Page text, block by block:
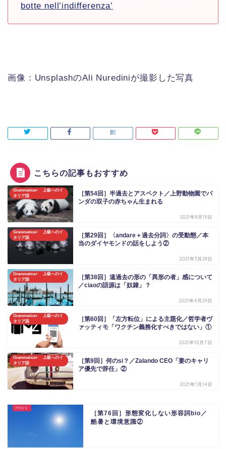
botte nell’indifferenza’
画像：UnsplashのAli Nurediniが撮影した写真
こちらの記事もおすすめ
Grammatica+ 上級へのイ
タリア語
［第54回］半過去とアスペクト／上野動物園でパ
ンダの双子の赤ちゃん生まれる
2021年8月19日
Grammatica+ 上級へのイ
タリア語
［第29回］〈andare＋過去分詞〉の受動態／本
当のダイヤモンドの話をしよう②
2021年3月29日
Grammatica+ 上級へのイ
タリア語
［第38回］遠過去の形の「異形の者」感について
／ciaoの語源は「奴隷」？
2021年4月29日
Grammatica+ 上級へのイ
タリア語
［第60回］「左方転位」による主題化／哲学者ヴ
ァッティモ「ワクチン義務化すべきではない」①
2021年10月7日
Grammatica+ 上級へのイ
タリア語
［第9回］何のsi？／Zalando CEO「妻のキャリ
ア優先で辞任」②
2021年1月14日
［第76回］形態変化しない形容詞bio／
酷暑と環境意識②